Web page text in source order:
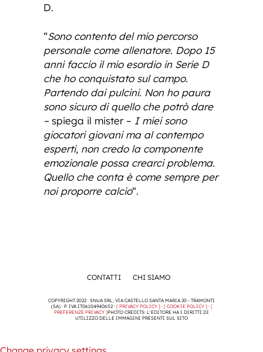
D.
“Sono contento del mio percorso
personale come allenatore. Dopo 15
anni faccio il mio esordio in Serie D
che ho conquistato sul campo.
Partendo dai pulcini. Non ho paura
sono sicuro di quello che potrò dare
– spiega il mister – I miei sono
giocatori giovani ma al contempo
esperti, non credo la componente
emozionale possa crearci problema.
Quello che conta è come sempre per
noi proporre calcio“.
CONTATTI CHI SIAMO
COPYRIGHT 2022 · SNUA SRL, VIA CASTELLO SANTA MARIA 20 - TRAMONTI
(SA) · P. IVA IT06104940652 · [ PRIVACY POLICY ]· [ COOKIE POLICY ]· [
PREFERENZE PRIVACY ]PHOTO CREDITS: L'EDITORE HA I DIRITTI DI
UTILIZZO DELLE IMMAGINI PRESENTI SUL SITO